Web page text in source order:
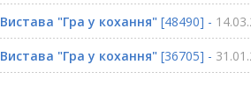
Вистава "Гра у кохання" [48490] -
Вистава "Гра у кохання" [36705] -